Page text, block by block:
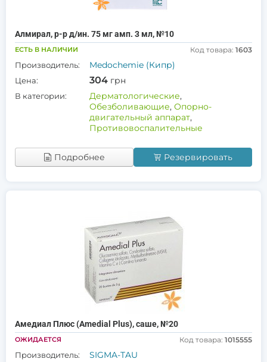
Алмирал, р-р д/ин. 75 мг амп. 3 мл, №10
ЕСТЬ В НАЛИЧИИ Код товара: 1603
Производитель: Medochemie (Кипр)
Цена: 304 грн
В категории: Дерматологические,
Обезболивающие, Опорно-
двигательный аппарат,
Противовоспалительные
Подробнее Резервировать
Амедиал Плюс (Amedial Plus), саше, №20
ОЖИДАЕТСЯ Код товара: 1015555
Производитель: SIGMA-TAU